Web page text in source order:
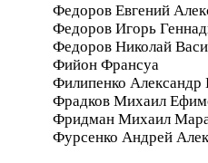
Федоров Евгений
Федоров Игорь
Федоров Николай
Фийон Франсуа
Филипенко Александр
Фрадков Михаил
Фридман Михаил
Фурсенко Андрей